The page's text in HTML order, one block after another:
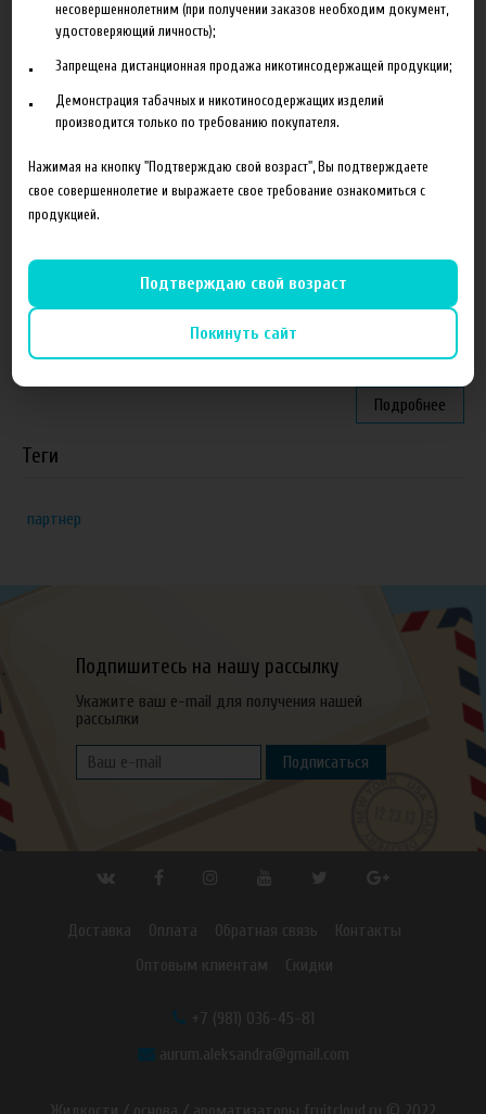
Поступление ароматизаторов XianTaima
Подробнее
"ZEUS", г. Санкт-Петербург
Vape Band, г. Казань
ЁЖивика Vape, г. Омск
Elite Vapor Club, г. Гулькевичи Краснодарский край
Подробнее
Теги
партнер
Подпишитесь на нашу рассылку
Укажите ваш e-mail для получения нашей
рассылки
Подписаться
Доставка Оплата Обратная связь
Контакты
Оптовым клиентам
Скидки
+7 (981) 036-45-81
aurum.aleksandra@gmail.com
несовершеннолетним (при получении заказов необходим документ,
удостоверяющий личность);
Запрещена дистанционная продажа никотинсодержащей продукции;
Демонстрация табачных и никотиносодержащих изделий
производится только по требованию покупателя.
Нажимая на кнопку "Подтверждаю свой возраст", Вы подтверждаете
свое совершеннолетие и выражаете свое требование ознакомиться с
продукцией.
Подтверждаю свой возраст
Покинуть сайт